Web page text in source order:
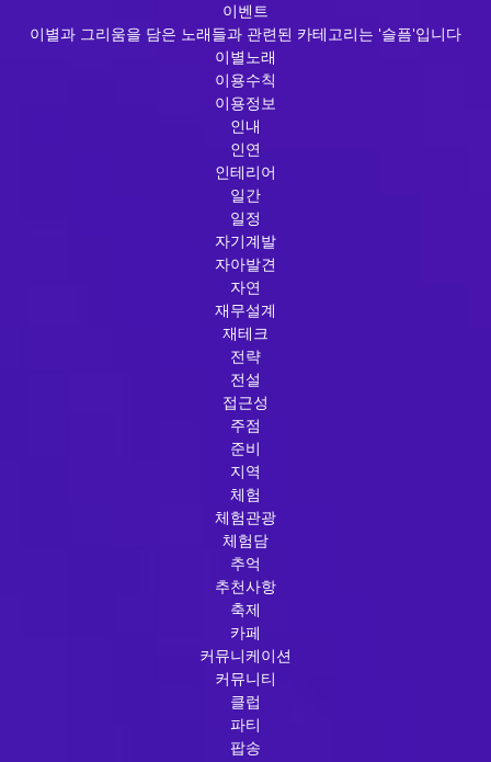
이벤트
이별과 그리움을 담은 노래들과 관련된 카테고리는 '슬픔'입니다
이별노래
이용수칙
이용정보
인내
인연
인테리어
일간
일정
자기계발
자아발견
자연
재무설계
재테크
전략
전설
접근성
주점
준비
지역
체험
체험관광
체험담
추억
추천사항
축제
카페
커뮤니케이션
커뮤니티
클럽
파티
팝송